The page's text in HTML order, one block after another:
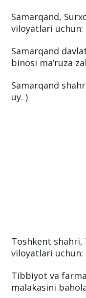
Samarqand,
viloyatlari uchun:
Samarqand
binosi ma’ruza
Samarqand
uy. )
Toshkent shahri,
viloyatlari uchun:
Tibbiyot va
malakasini